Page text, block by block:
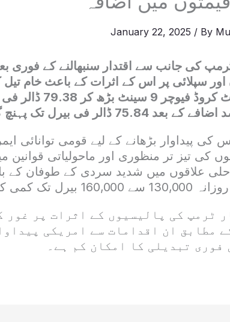
January 22, 2025 / By
کی جانب سے اقتدار سنبھالنے کے فوری
اور سپلائی پر اس کے اثرات کے باعث خام
دیکھنے میں آیا۔
ڈالر فی بیرل تک پہنچ گیا۔
کی پیداوار بڑھانے کے لیے قومی توانائی
کی تیز تر منظوری اور ماحولیاتی قوانین
علاقوں میں شدید سردی کے طوفان کے
لگایا گیا۔
ٹرمپ کی پالیسیوں کے اثرات پر غور
مطابق ان اقدامات سے امریکی
فوری تبدیلی کا امکان کم ہے۔